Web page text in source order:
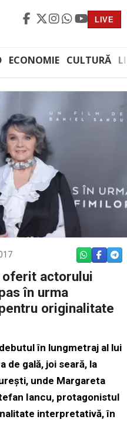
LIVE
ECONOMIE CULTURĂ
WHATSAPP
oferit actorului
în urma
originalitate
în lungmetraj al lui
de gală, joi seară, la
unde Margareta
Iancu, protagonistul
interpretativă, în